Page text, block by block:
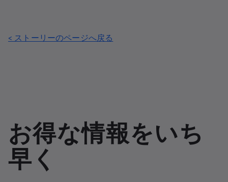
< ストーリーのページへ戻る
お得な情報をいち
早く